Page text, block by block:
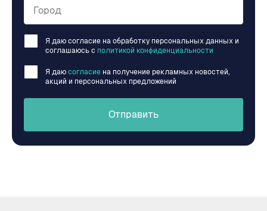
Город
Я даю согласие на обработку персональных данных и
соглашаюсь c политикой конфиденциальности
Я даю согласие на получение рекламных новостей,
акций и персональных предложений
Отправить